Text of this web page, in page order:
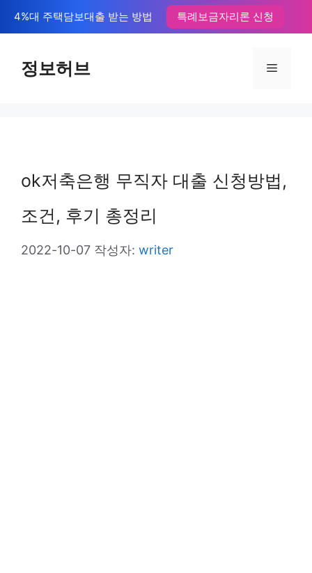
텐
4%대 주택담보대출 받는 방법 특례보금자리론 신청
정보허브 메
ok저축은행 무직자 대출 신청방법,
조건, 후기 총정리
2022-10-07 작성자: writer